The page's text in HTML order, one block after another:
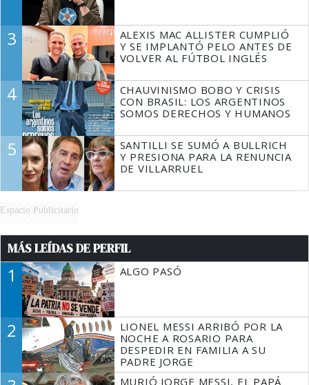
3
ALEXIS MAC ALLISTER CUMPLIÓ
Y SE IMPLANTÓ PELO ANTES DE
VOLVER AL FÚTBOL INGLÉS
4
CHAUVINISMO BOBO Y CRISIS
CON BRASIL: LOS ARGENTINOS
SOMOS DERECHOS Y HUMANOS
5
SANTILLI SE SUMÓ A BULLRICH
Y PRESIONA PARA LA RENUNCIA
DE VILLARRUEL
Espacio Publicitario
MÁS LEÍDAS DE PERFIL
1 ALGO PASÓ
2
LIONEL MESSI ARRIBÓ POR LA
NOCHE A ROSARIO PARA
DESPEDIR EN FAMILIA A SU
PADRE JORGE
MURIÓ JORGE MESSI, EL PAPÁ